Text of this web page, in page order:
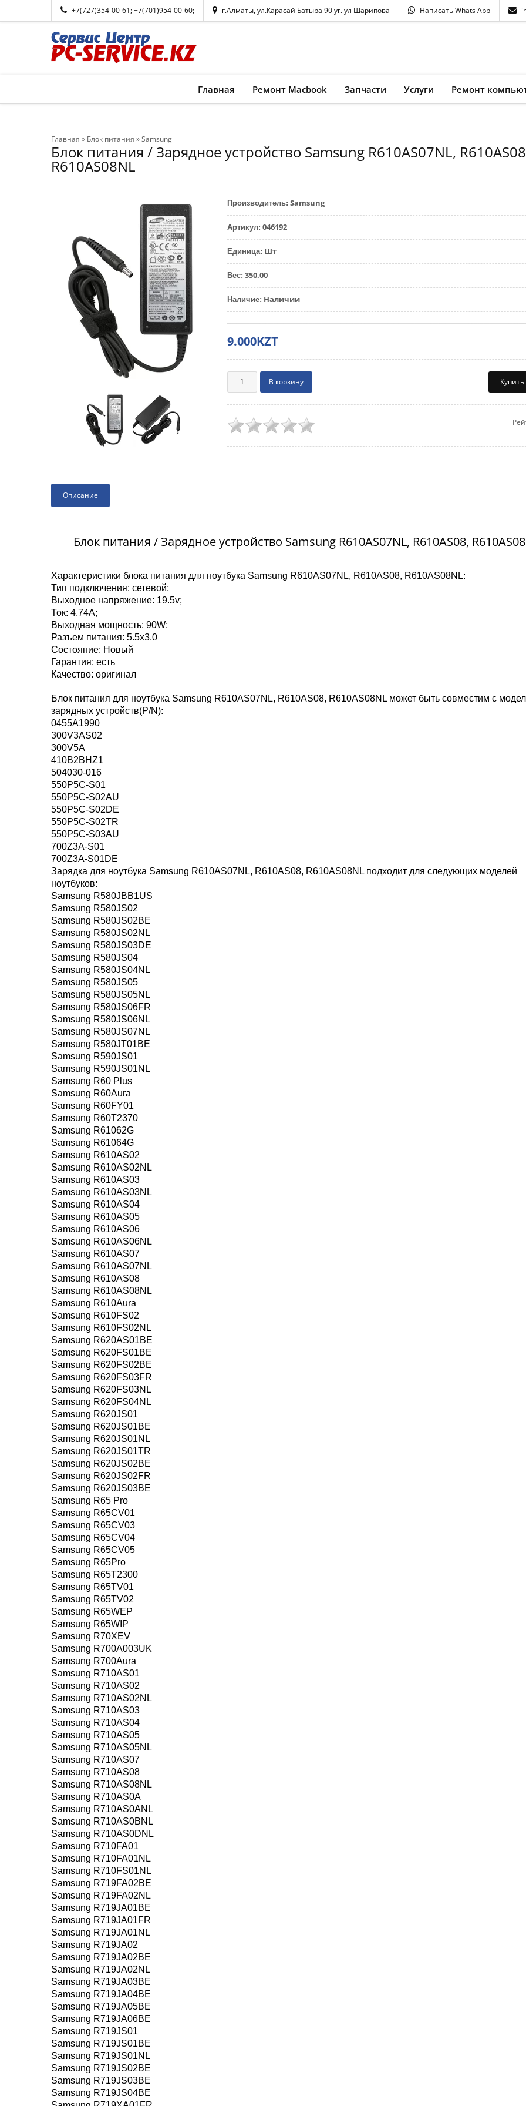
+7(727)354-00-61;+7(701)954-00-60; г.Алматы, ул.Карасай Батыра 90 уг. ул Шарипова Написать Whats App
Главная Ремонт Macbook Запчасти Услуги Ремонт
Главная » Блок питания »Samsung
Блок питания / Зарядное устройство Samsung R610AS07NL,
R610AS08NL
Производитель: Samsung
Артикул: 046192
Единица: Шт
Вес: 350.00
Наличие: Наличии
9.000KZT
Описание
Блок питания / Зарядное устройство Samsung R610AS07NL, R610AS08,
Характеристики блока питания для ноутбука Samsung R610AS07NL, R610AS08, R610AS08NL:
Тип подключения: сетевой;
Выходное напряжение: 19.5v;
Ток: 4.74A;
Выходная мощность: 90W;
Разъем питания: 5.5x3.0
Состояние: Новый
Гарантия: есть
Качество: оригинал
Блок питания для ноутбука Samsung R610AS07NL, R610AS08, R610AS08NL может быть совместим с
зарядных устройств(P/N):
0455A1990
300V3AS02
300V5A
410B2BHZ1
504030-016
550P5C-S01
550P5C-S02AU
550P5C-S02DE
550P5C-S02TR
550P5C-S03AU
700Z3A-S01
700Z3A-S01DE
Зарядка для ноутбука Samsung R610AS07NL, R610AS08, R610AS08NL подходит для следующих моделей
ноутбуков:
Samsung R580JBB1US
Samsung R580JS02
Samsung R580JS02BE
Samsung R580JS02NL
Samsung R580JS03DE
Samsung R580JS04
Samsung R580JS04NL
Samsung R580JS05
Samsung R580JS05NL
Samsung R580JS06FR
Samsung R580JS06NL
Samsung R580JS07NL
Samsung R580JT01BE
Samsung R590JS01
Samsung R590JS01NL
Samsung R60 Plus
Samsung R60Aura
Samsung R60FY01
Samsung R60T2370
Samsung R61062G
Samsung R61064G
Samsung R610AS02
Samsung R610AS02NL
Samsung R610AS03
Samsung R610AS03NL
Samsung R610AS04
Samsung R610AS05
Samsung R610AS06
Samsung R610AS06NL
Samsung R610AS07
Samsung R610AS07NL
Samsung R610AS08
Samsung R610AS08NL
Samsung R610Aura
Samsung R610FS02
Samsung R610FS02NL
Samsung R620AS01BE
Samsung R620FS01BE
Samsung R620FS02BE
Samsung R620FS03FR
Samsung R620FS03NL
Samsung R620FS04NL
Samsung R620JS01
Samsung R620JS01BE
Samsung R620JS01NL
Samsung R620JS01TR
Samsung R620JS02BE
Samsung R620JS02FR
Samsung R620JS03BE
Samsung R65 Pro
Samsung R65CV01
Samsung R65CV03
Samsung R65CV04
Samsung R65CV05
Samsung R65Pro
Samsung R65T2300
Samsung R65TV01
Samsung R65TV02
Samsung R65WEP
Samsung R65WIP
Samsung R70XEV
Samsung R700A003UK
Samsung R700Aura
Samsung R710AS01
Samsung R710AS02
Samsung R710AS02NL
Samsung R710AS03
Samsung R710AS04
Samsung R710AS05
Samsung R710AS05NL
Samsung R710AS07
Samsung R710AS08
Samsung R710AS08NL
Samsung R710AS0A
Samsung R710AS0ANL
Samsung R710AS0BNL
Samsung R710AS0DNL
Samsung R710FA01
Samsung R710FA01NL
Samsung R710FS01NL
Samsung R719FA02BE
Samsung R719FA02NL
Samsung R719JA01BE
Samsung R719JA01FR
Samsung R719JA01NL
Samsung R719JA02
Samsung R719JA02BE
Samsung R719JA02NL
Samsung R719JA03BE
Samsung R719JA04BE
Samsung R719JA05BE
Samsung R719JA06BE
Samsung R719JS01
Samsung R719JS01BE
Samsung R719JS01NL
Samsung R719JS02BE
Samsung R719JS03BE
Samsung R719JS04BE